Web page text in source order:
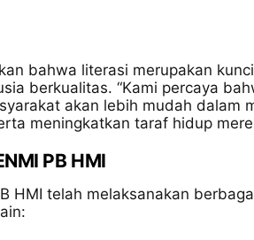
bahwa literasi merupakan
berkualitas. “Kami percaya
akan lebih mudah dalam
meningkatkan taraf hidup
PB HMI
HMI telah melaksanakan